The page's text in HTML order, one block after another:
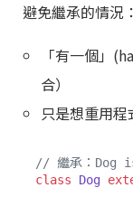
避免繼承的情況：
「有一個」
合）
只是想重用程
// 繼承：Dog
class
Dog